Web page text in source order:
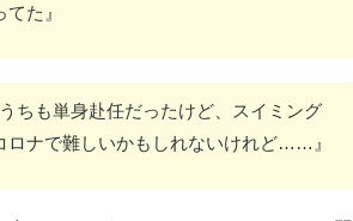
た』
ちも単身赴任だったけど、スイミング
ロナで難しいかもしれないけれど……』